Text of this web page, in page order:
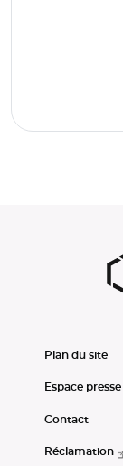
Plan du site
Espace presse
Contact
Réclamation